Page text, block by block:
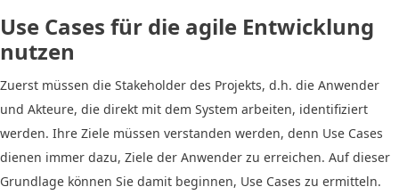
Use Cases für die agile Entwicklung
nutzen
Zuerst müssen die Stakeholder des Projekts, d.h. die Anwender
und Akteure, die direkt mit dem System arbeiten, identifiziert
werden. Ihre Ziele müssen verstanden werden, denn Use Cases
dienen immer dazu, Ziele der Anwender zu erreichen. Auf dieser
Grundlage können Sie damit beginnen, Use Cases zu ermitteln.